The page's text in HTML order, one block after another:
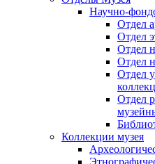
Научно-
Отдел
Отдел
Отдел
Отдел
Отдел
Отдел
Коллекции музея